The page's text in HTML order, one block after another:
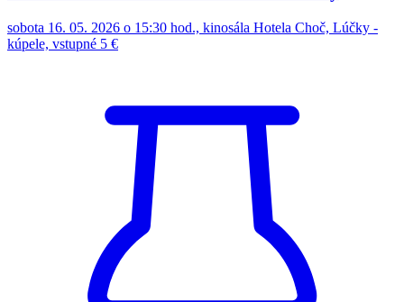
sobota 16. 05. 2026 o 15:30 hod., kinosála Hotela Choč, Lúčky -
kúpele, vstupné 5 €